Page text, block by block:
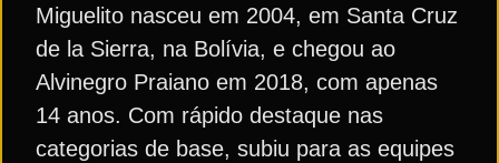
Miguelito nasceu em 2004, em Santa Cruz
de la Sierra, na Bolívia, e chegou ao
Alvinegro Praiano em 2018, com apenas
14 anos. Com rápido destaque nas
categorias de base, subiu para as equipes